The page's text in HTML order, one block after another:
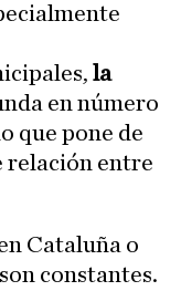
la
en número
que pone de
relación entre
Cataluña o
constantes.